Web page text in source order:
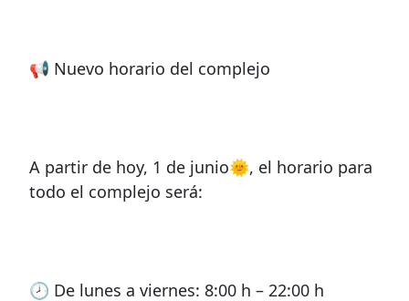
📢 Nuevo horario del complejo
A partir de hoy, 1 de junio🌞, el horario para
todo el complejo será:
🕗 De lunes a viernes: 8:00 h – 22:00 h